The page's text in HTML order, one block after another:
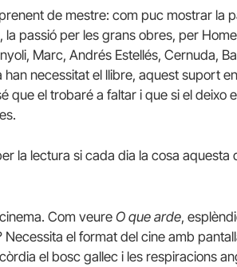
de mestre: com puc mostrar la
la passió per les grans obres, per
Marc, Andrés Estellés, Cernuda,
necessitat el llibre, aquest suport
que el trobaré a faltar i que si el deixo
la lectura si cada dia la cosa aquesta
Com veure O que arde,
el format del cine amb
el bosc gallec i les respiracions